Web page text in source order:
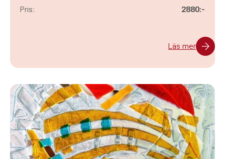
Pris: 2880:-
Läs mer